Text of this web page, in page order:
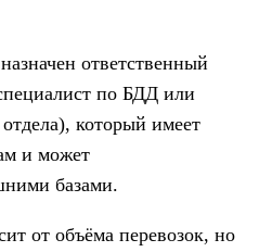
ответственный
по БДД или
который имеет
и может
базами.
от объёма перевозок, но